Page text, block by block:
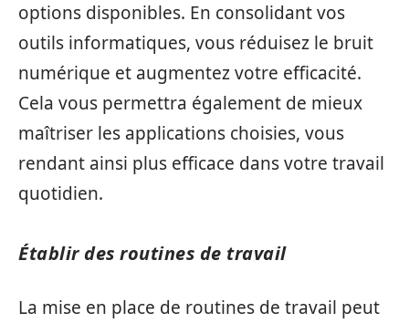
options disponibles. En consolidant vos
outils informatiques, vous réduisez le bruit
numérique et augmentez votre efficacité.
Cela vous permettra également de mieux
maîtriser les applications choisies, vous
rendant ainsi plus efficace dans votre travail
quotidien.
Établir des routines de travail
La mise en place de routines de travail peut